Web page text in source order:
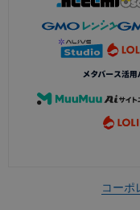
コーポ